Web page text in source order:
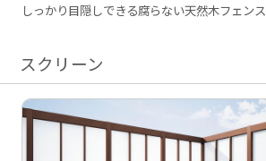
しっかり目隠しできる腐らない天然木フェンス
スクリーン